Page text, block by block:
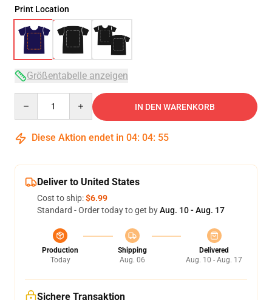
Print Location
Größentabelle anzeigen
IN DEN WARENKORB
Diese Aktion endet in 04: 04: 54
Deliver to United States
Cost to ship:$6.99
Standard - Order today to get byAug. 10 - Aug. 17
Production
Today
Shipping
Aug. 06
Delivered
Aug. 10 - Aug. 17
Sichere Transaktion